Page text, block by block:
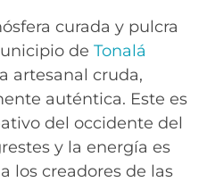
curada y pulcra
de Tonalá
artesanal cruda,
auténtica. Este es
del occidente del
y la energía es
los creadores de las